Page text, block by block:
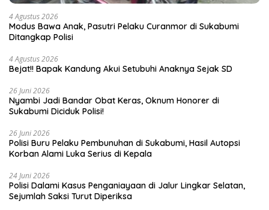
4 Agustus 2026
Modus Bawa Anak, Pasutri Pelaku Curanmor di Sukabumi
Ditangkap Polisi
4 Agustus 2026
Bejat!! Bapak Kandung Akui Setubuhi Anaknya Sejak SD
26 Juni 2026
Nyambi Jadi Bandar Obat Keras, Oknum Honorer di
Sukabumi Diciduk Polisi!
26 Juni 2026
Polisi Buru Pelaku Pembunuhan di Sukabumi, Hasil Autopsi
Korban Alami Luka Serius di Kepala
24 Juni 2026
Polisi Dalami Kasus Penganiayaan di Jalur Lingkar Selatan,
Sejumlah Saksi Turut Diperiksa